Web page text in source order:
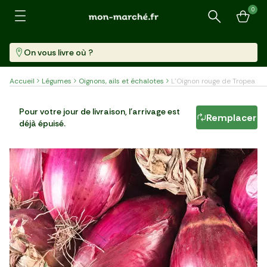
Recherche
0
On vous livre où ?
Accueil Légumes Oignons, ails et échalotes L'Oignon rouge de Tropea
Pièce (1,68 Kg)
Pour votre jour de livraison, l'arrivage est
déjà épuisé.
Remplacer